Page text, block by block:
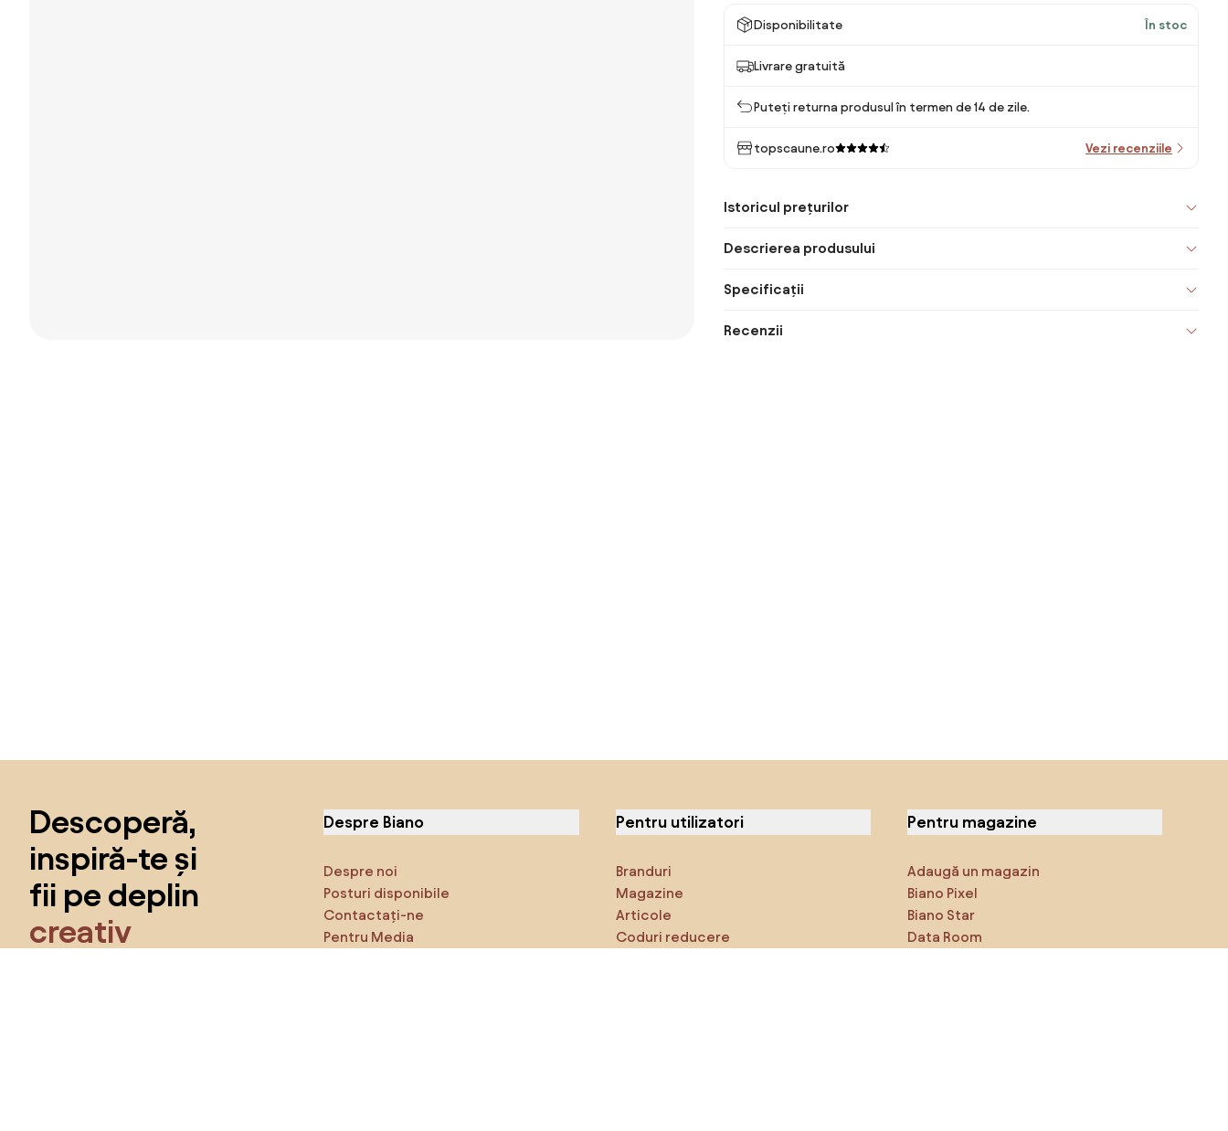
Disponibilitate În stoc
Livrare gratuită
Puteți returna produsul în termen de 14 de zile.
topscaune.ro Vezi recenziile
Istoricul prețurilor
Descrierea produsului
Specificații
Recenzii
Descoperă,
inspiră-te și
fii pe deplin
creativ
Despre Biano
Despre noi
Posturi disponibile
Contactați-ne
Pentru Media
Pentru utilizatori
Branduri
Magazine
Articole
Coduri reducere
Pentru magazine
Adaugă un magazin
Biano Pixel
Biano Star
Data Room